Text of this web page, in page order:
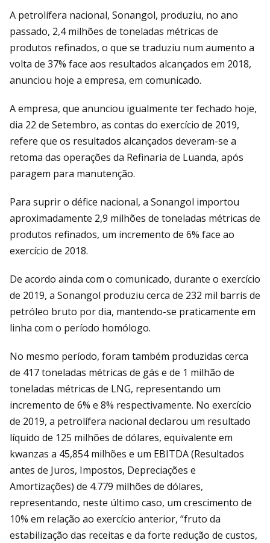
A petrolífera nacional, Sonangol, produziu, no ano
passado, 2,4 milhões de toneladas métricas de
produtos refinados, o que se traduziu num aumento a
volta de 37% face aos resultados alcançados em 2018,
anunciou hoje a empresa, em comunicado.
A empresa, que anunciou igualmente ter fechado hoje,
dia 22 de Setembro, as contas do exercício de 2019,
refere que os resultados alcançados deveram-se a
retoma das operações da Refinaria de Luanda, após
paragem para manutenção.
Para suprir o défice nacional, a Sonangol importou
aproximadamente 2,9 milhões de toneladas métricas de
produtos refinados, um incremento de 6% face ao
exercício de 2018.
De acordo ainda com o comunicado, durante o exercício
de 2019, a Sonangol produziu cerca de 232 mil barris de
petróleo bruto por dia, mantendo-se praticamente em
linha com o período homólogo.
No mesmo período, foram também produzidas cerca
de 417 toneladas métricas de gás e de 1 milhão de
toneladas métricas de LNG, representando um
incremento de 6% e 8% respectivamente. No exercício
de 2019, a petrolífera nacional declarou um resultado
líquido de 125 milhões de dólares, equivalente em
kwanzas a 45,854 milhões e um EBITDA (Resultados
antes de Juros, Impostos, Depreciações e
Amortizações) de 4.779 milhões de dólares,
representando, neste último caso, um crescimento de
10% em relação ao exercício anterior, “fruto da
estabilização das receitas e da forte redução de custos,